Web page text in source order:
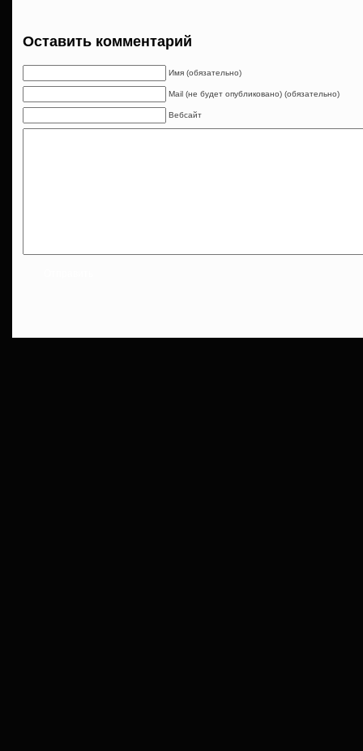
Оставить комментарий
Имя (обязательно)
Mail (не будет опубликовано) (обязательно)
Вебсайт